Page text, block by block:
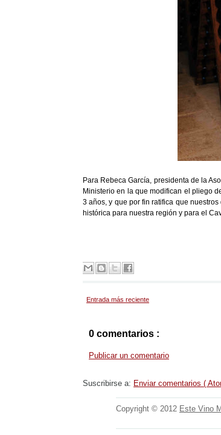
Para Rebeca García, presidenta de la
Ministerio en la que modifican el pliego
3 años, y que por fin ratifica que
histórica para nuestra región y para el
Entrada más reciente
0 comentarios :
Publicar un comentario
Suscribirse a: Enviar comentarios (
Copyright © 2012 Este Vino